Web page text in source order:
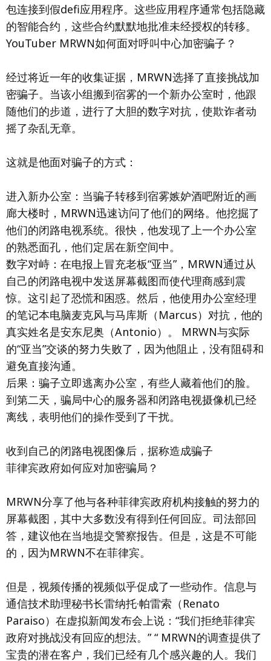
包连接到假defi应用程序。这些应用程序通常包括隐藏
的智能合约，这些合约默默地批准未经授权的转移。
YouTuber MRWN如何面对呼叫中心加密骗子？
经过将近一年的收集证据，MRWN选择了直接挑战加
密骗子。当该小组搬到宿雾的一个新办公室时，他跟
随他们的步道，进行了大胆的数字对抗，使欺诈者动
摇了杂乱无章。
这就是他面对骗子的方式：
进入新办公室：当骗子转移到宿雾嫉妒酒吧附近的画
廊大楼时，MRWN迅速访问了他们的网络。他挖掘了
他们的闭路电视系统。很快，他发现了上一个办公室
的熟悉面孔，他们定居在新空间中。
数字对峙：在电报上冒充老板“亚当”，MRWN通过从
自己的闭路电视中发送屏幕截图而使代理商感到震
惊。这引起了恐慌和困惑。然后，他使用办公室经理
的笔记本电脑麦克风与马库斯（Marcus）对抗，他的
真实姓名是安东尼奥（Antonio）。 MRWN与实际
的“亚当”交谈的努力失败了，因为他阻止，没有阻碍和
避免直接沟通。
后果：骗子立即逃离办公室，有些人藏着他们的脸。
到第二天，骗局中心的服务器和闭路电视摄像机已经
离线，表明他们的操作受到了干扰。
收到自己的闭路电视图像后，据称造成骗子
菲律宾政府如何应对加密骗局？
MRWN分享了他与各种菲律宾政府机构接触的努力的
屏幕截图，其中大多数没有得到任何回应。司法部回
答，建议他在当地提交警察报告。但是，这是不可能
的，因为MRWN不在菲律宾。
但是，视频传播的视频似乎促成了一些动作。信息与
通信技术助理秘书长雷纳托·帕雷索（Renato
Paraiso）在虚拟新闻发布会上说：“我们拒绝菲律宾
政府对挑战没有回应的想法。” “ MRWN的调查提供了
宝贵的潜在客户，我们已经有几个感兴趣的人。我们